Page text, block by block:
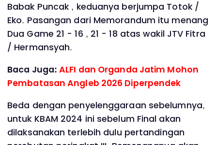
Babak Puncak , keduanya berjumpa Totok /
Eko. Pasangan dari Memorandum itu menang
Dua Game 21 - 16 , 21 - 18 atas wakil JTV Fitra
/ Hermansyah.
Baca Juga:ALFI dan Organda Jatim Mohon
Pembatasan Angleb 2026 Diperpendek
Beda dengan penyelenggaraan sebelumnya,
untuk KBAM 2024 ini sebelum Final akan
dilaksanakan terlebih dulu pertandingan